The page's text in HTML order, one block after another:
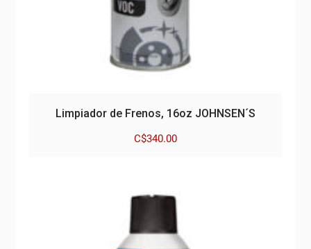
Limpiador de Frenos, 16oz JOHNSEN´S
C$340.00